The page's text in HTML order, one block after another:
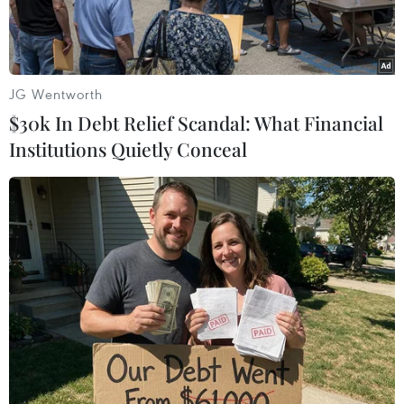
Các thành viên nhóm Boeing đóng gói các vệ tinh O3b
mPOWER để chuẩn bị vận chuyển. (Nguồn: Boeing)
Ngày 11/4, Tập đoàn chế tạo máy bay Boeing
của Mỹ cho biết đã giao thêm 2 vệ tinh O3b
mPOWER cho công ty viễn thông SES có trụ sở ở
JG Wentworth
$30k In Debt Relief Scandal: What Financial
Institutions Quietly Conceal